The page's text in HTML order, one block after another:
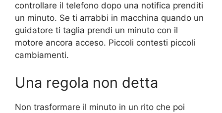
controllare il telefono dopo una notifica prenditi
un minuto. Se ti arrabbi in macchina quando un
guidatore ti taglia prendi un minuto con il
motore ancora acceso. Piccoli contesti piccoli
cambiamenti.
Una regola non detta
Non trasformare il minuto in un rito che poi